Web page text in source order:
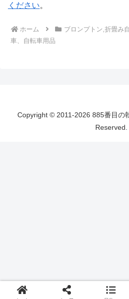
ください。
ホーム ブロンプトン,折畳み
車、自転車用品
Copyright © 2011-2026 885番目の
Reserved.